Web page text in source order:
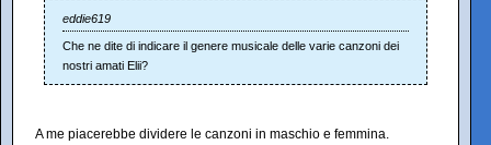
eddie619
Che ne dite di indicare il genere musicale delle varie canzoni dei
nostri amati Elii?
A me piacerebbe dividere le canzoni in maschio e femmina.